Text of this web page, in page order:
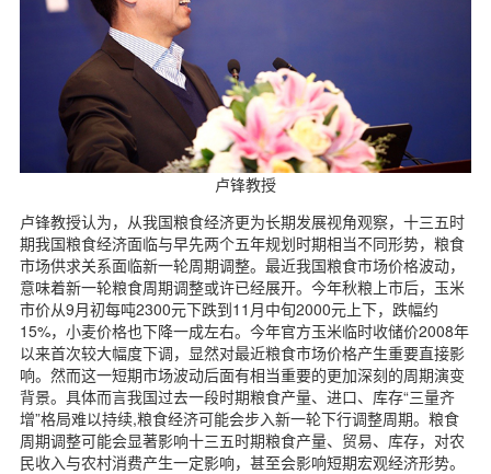
卢锋教授
卢锋教授认为，从我国粮食经济更为长期发展视角观察，十三五时
期我国粮食经济面临与早先两个五年规划时期相当不同形势，粮食
市场供求关系面临新一轮周期调整。最近我国粮食市场价格波动，
意味着新一轮粮食周期调整或许已经展开。今年秋粮上市后，玉米
市价从9月初每吨2300元下跌到11月中旬2000元上下，跌幅约
15%，小麦价格也下降一成左右。今年官方玉米临时收储价2008年
以来首次较大幅度下调，显然对最近粮食市场价格产生重要直接影
响。然而这一短期市场波动后面有相当重要的更加深刻的周期演变
背景。具体而言我国过去一段时期粮食产量、进口、库存“三量齐
增”格局难以持续,粮食经济可能会步入新一轮下行调整周期。粮食
周期调整可能会显著影响十三五时期粮食产量、贸易、库存，对农
民收入与农村消费产生一定影响，甚至会影响短期宏观经济形势。